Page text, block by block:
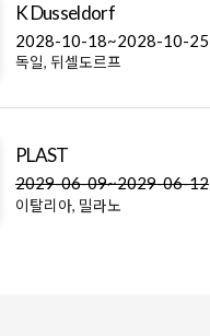
K Dusseldorf
2028-10-18~2028-10-25
독일, 뒤셀도르프
PLAST
2029-06-09~2029-06-12
이탈리아, 밀라노